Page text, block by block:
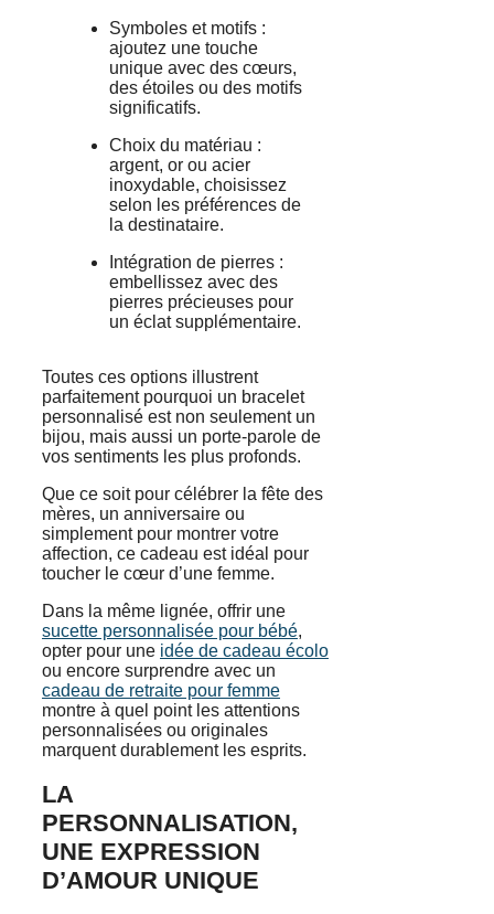
Symboles et motifs :
ajoutez une touche
unique avec des cœurs,
des étoiles ou des motifs
significatifs.
Choix du matériau :
argent, or ou acier
inoxydable, choisissez
selon les préférences de
la destinataire.
Intégration de pierres :
embellissez avec des
pierres précieuses pour
un éclat supplémentaire.
Toutes ces options illustrent
parfaitement pourquoi un bracelet
personnalisé est non seulement un
bijou, mais aussi un porte-parole de
vos sentiments les plus profonds.
Que ce soit pour célébrer la fête des
mères, un anniversaire ou
simplement pour montrer votre
affection, ce cadeau est idéal pour
toucher le cœur d’une femme.
Dans la même lignée, offrir une
sucette personnalisée pour bébé,
opter pour une idée de cadeau écolo
ou encore surprendre avec un
cadeau de retraite pour femme
montre à quel point les attentions
personnalisées ou originales
marquent durablement les esprits.
LA
PERSONNALISATION,
UNE EXPRESSION
D’AMOUR UNIQUE